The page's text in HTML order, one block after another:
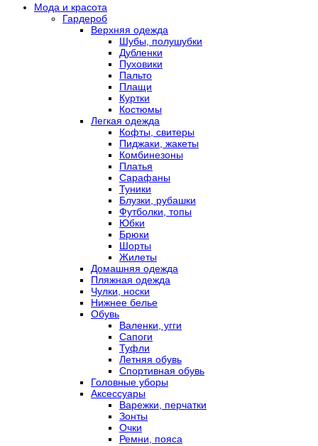
Мода и красота
Гардероб
Верхняя одежда
Шубы, полушубки
Дубленки
Пуховики
Пальто
Плащи
Куртки
Костюмы
Легкая одежда
Кофты, свитеры
Пиджаки, жакеты
Комбинезоны
Платья
Сарафаны
Туники
Блузки, рубашки
Футболки, топы
Юбки
Брюки
Шорты
Жилеты
Домашняя одежда
Пляжная одежда
Чулки, носки
Нижнее белье
Обувь
Валенки, угги
Сапоги
Туфли
Летняя обувь
Спортивная обувь
Головные уборы
Аксессуары
Варежки, перчатки
Зонты
Очки
Ремни, пояса